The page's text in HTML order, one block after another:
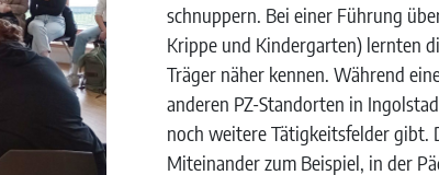
schnuppern. Bei einer Führung
Krippe und Kindergarten) lernten
Träger näher kennen. Während
anderen PZ-Standorten in
noch weitere Tätigkeitsfelder gibt.
Miteinander zum Beispiel, in der